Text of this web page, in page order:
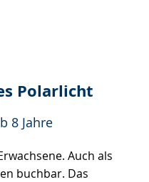
Polarlicht
8 Jahre
Auch als
buchbar. Das